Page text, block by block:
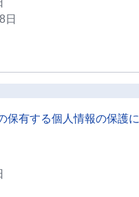
日
保有する個人情報の保護